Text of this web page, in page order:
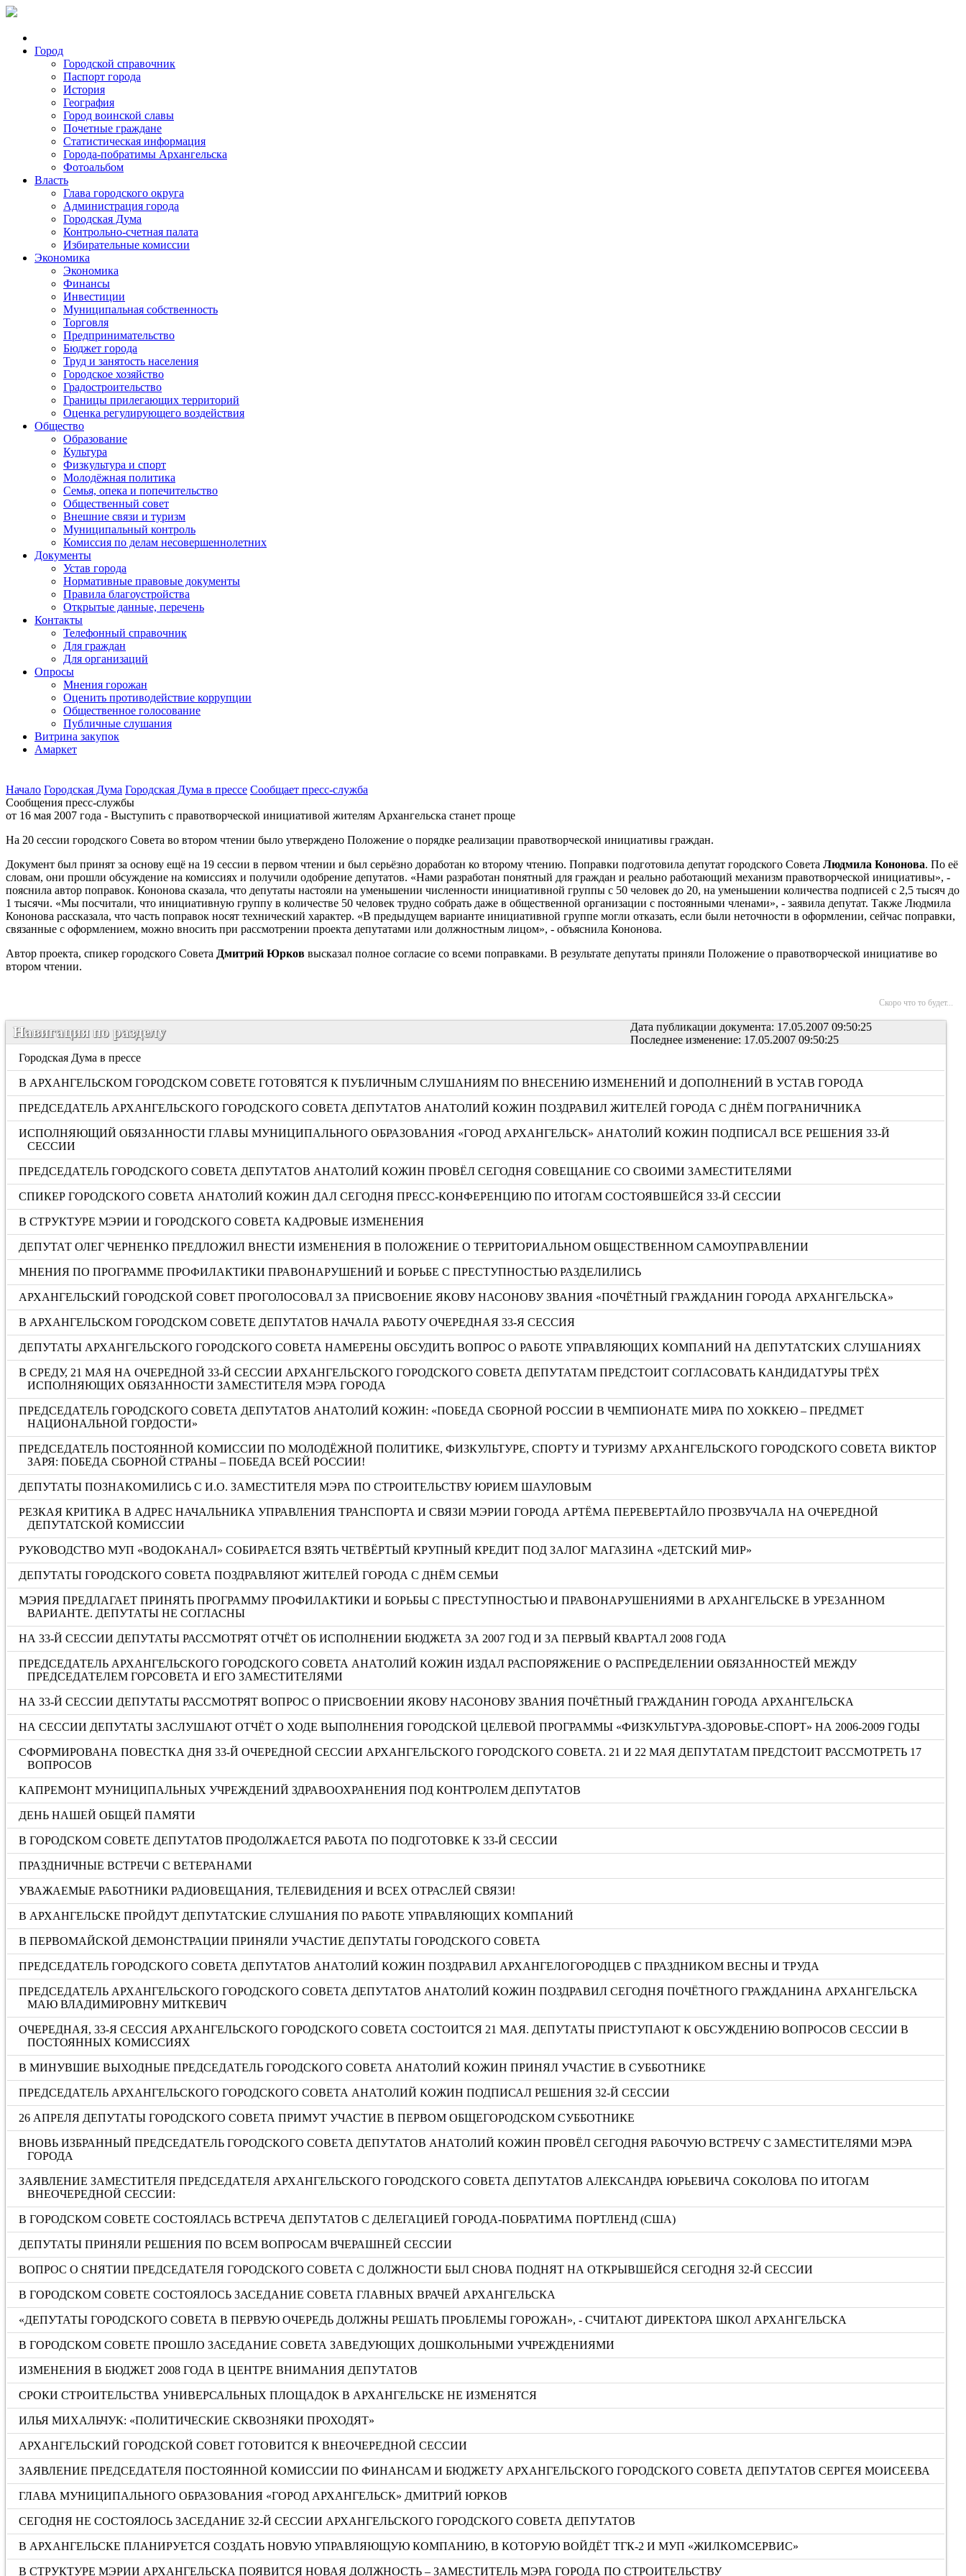
Город
Городской справочник
Паспорт города
История
География
Город воинской славы
Почетные граждане
Статистическая информация
Города-побратимы Архангельска
Фотоальбом
Власть
Глава городского округа
Администрация города
Городская Дума
Контрольно-счетная палата
Избирательные комиссии
Экономика
Экономика
Финансы
Инвестиции
Муниципальная собственность
Торговля
Предпринимательство
Бюджет города
Труд и занятость населения
Городское хозяйство
Градостроительство
Границы прилегающих территорий
Оценка регулирующего воздействия
Общество
Образование
Культура
Физкультура и спорт
Молодёжная политика
Семья, опека и попечительство
Общественный совет
Внешние связи и туризм
Муниципальный контроль
Комиссия по делам несовершеннолетних
Документы
Устав города
Нормативные правовые документы
Правила благоустройства
Открытые данные, перечень
Контакты
Телефонный справочник
Для граждан
Для организаций
Опросы
Мнения горожан
Оценить противодействие коррупции
Общественное голосование
Публичные слушания
Витрина закупок
Амаркет
Начало Городская Дума Городская Дума в прессе Сообщает пресс-cлужба
Сообщения пресс-службы
от 16 мая 2007 года - Выступить с правотворческой инициативой жителям Архангельска станет проще
На 20 сессии городского Совета во втором чтении было утверждено Положение о порядке реализации правотворческой инициативы граждан.
Документ был принят за основу ещё на 19 сессии в первом чтении и был серьёзно доработан ко второму чтению. Поправки подготовила депутат городского Совета Людмила Кононова. По её
словам, они прошли обсуждение на комиссиях и получили одобрение депутатов. «Нами разработан понятный для граждан и реально работающий механизм правотворческой инициативы», -
пояснила автор поправок. Кононова сказала, что депутаты настояли на уменьшении численности инициативной группы с 50 человек до 20, на уменьшении количества подписей с 2,5 тысяч до
1 тысячи. «Мы посчитали, что инициативную группу в количестве 50 человек трудно собрать даже в общественной организации с постоянными членами», - заявила депутат. Также Людмила
Кононова рассказала, что часть поправок носят технический характер. «В предыдущем варианте инициативной группе могли отказать, если были неточности в оформлении, сейчас поправки,
связанные с оформлением, можно вносить при рассмотрении проекта депутатами или должностным лицом», - объяснила Кононова.
Автор проекта, спикер городского Совета Дмитрий Юрков высказал полное согласие со всеми поправками. В результате депутаты приняли Положение о правотворческой инициативе во
втором чтении.
Скоро что то будет...
Дата публикации документа: 17.05.2007 09:50:25
Последнее изменение: 17.05.2007 09:50:25
Навигация по разделу
Городская Дума в прессе
В АРХАНГЕЛЬСКОМ ГОРОДСКОМ СОВЕТЕ ГОТОВЯТСЯ К ПУБЛИЧНЫМ СЛУШАНИЯМ ПО ВНЕСЕНИЮ ИЗМЕНЕНИЙ И ДОПОЛНЕНИЙ В УСТАВ ГОРОДА
ПРЕДСЕДАТЕЛЬ АРХАНГЕЛЬСКОГО ГОРОДСКОГО СОВЕТА ДЕПУТАТОВ АНАТОЛИЙ КОЖИН ПОЗДРАВИЛ ЖИТЕЛЕЙ ГОРОДА С ДНЁМ ПОГРАНИЧНИКА
ИСПОЛНЯЮЩИЙ ОБЯЗАННОСТИ ГЛАВЫ МУНИЦИПАЛЬНОГО ОБРАЗОВАНИЯ «ГОРОД АРХАНГЕЛЬСК» АНАТОЛИЙ КОЖИН ПОДПИСАЛ ВСЕ РЕШЕНИЯ 33-Й
СЕССИИ
ПРЕДСЕДАТЕЛЬ ГОРОДСКОГО СОВЕТА ДЕПУТАТОВ АНАТОЛИЙ КОЖИН ПРОВЁЛ СЕГОДНЯ СОВЕЩАНИЕ СО СВОИМИ ЗАМЕСТИТЕЛЯМИ
СПИКЕР ГОРОДСКОГО СОВЕТА АНАТОЛИЙ КОЖИН ДАЛ СЕГОДНЯ ПРЕСС-КОНФЕРЕНЦИЮ ПО ИТОГАМ СОСТОЯВШЕЙСЯ 33-Й СЕССИИ
В СТРУКТУРЕ МЭРИИ И ГОРОДСКОГО СОВЕТА КАДРОВЫЕ ИЗМЕНЕНИЯ
ДЕПУТАТ ОЛЕГ ЧЕРНЕНКО ПРЕДЛОЖИЛ ВНЕСТИ ИЗМЕНЕНИЯ В ПОЛОЖЕНИЕ О ТЕРРИТОРИАЛЬНОМ ОБЩЕСТВЕННОМ САМОУПРАВЛЕНИИ
МНЕНИЯ ПО ПРОГРАММЕ ПРОФИЛАКТИКИ ПРАВОНАРУШЕНИЙ И БОРЬБЕ С ПРЕСТУПНОСТЬЮ РАЗДЕЛИЛИСЬ
АРХАНГЕЛЬСКИЙ ГОРОДСКОЙ СОВЕТ ПРОГОЛОСОВАЛ ЗА ПРИСВОЕНИЕ ЯКОВУ НАСОНОВУ ЗВАНИЯ «ПОЧЁТНЫЙ ГРАЖДАНИН ГОРОДА АРХАНГЕЛЬСКА»
В АРХАНГЕЛЬСКОМ ГОРОДСКОМ СОВЕТЕ ДЕПУТАТОВ НАЧАЛА РАБОТУ ОЧЕРЕДНАЯ 33-Я СЕССИЯ
ДЕПУТАТЫ АРХАНГЕЛЬСКОГО ГОРОДСКОГО СОВЕТА НАМЕРЕНЫ ОБСУДИТЬ ВОПРОС О РАБОТЕ УПРАВЛЯЮЩИХ КОМПАНИЙ НА ДЕПУТАТСКИХ СЛУШАНИЯХ
В СРЕДУ, 21 МАЯ НА ОЧЕРЕДНОЙ 33-Й СЕССИИ АРХАНГЕЛЬСКОГО ГОРОДСКОГО СОВЕТА ДЕПУТАТАМ ПРЕДСТОИТ СОГЛАСОВАТЬ КАНДИДАТУРЫ ТРЁХ
ИСПОЛНЯЮЩИХ ОБЯЗАННОСТИ ЗАМЕСТИТЕЛЯ МЭРА ГОРОДА
ПРЕДСЕДАТЕЛЬ ГОРОДСКОГО СОВЕТА ДЕПУТАТОВ АНАТОЛИЙ КОЖИН: «ПОБЕДА СБОРНОЙ РОССИИ В ЧЕМПИОНАТЕ МИРА ПО ХОККЕЮ – ПРЕДМЕТ
НАЦИОНАЛЬНОЙ ГОРДОСТИ»
ПРЕДСЕДАТЕЛЬ ПОСТОЯННОЙ КОМИССИИ ПО МОЛОДЁЖНОЙ ПОЛИТИКЕ, ФИЗКУЛЬТУРЕ, СПОРТУ И ТУРИЗМУ АРХАНГЕЛЬСКОГО ГОРОДСКОГО СОВЕТА ВИКТОР
ЗАРЯ: ПОБЕДА СБОРНОЙ СТРАНЫ – ПОБЕДА ВСЕЙ РОССИИ!
ДЕПУТАТЫ ПОЗНАКОМИЛИСЬ С И.О. ЗАМЕСТИТЕЛЯ МЭРА ПО СТРОИТЕЛЬСТВУ ЮРИЕМ ШАУЛОВЫМ
РЕЗКАЯ КРИТИКА В АДРЕС НАЧАЛЬНИКА УПРАВЛЕНИЯ ТРАНСПОРТА И СВЯЗИ МЭРИИ ГОРОДА АРТЁМА ПЕРЕВЕРТАЙЛО ПРОЗВУЧАЛА НА ОЧЕРЕДНОЙ
ДЕПУТАТСКОЙ КОМИССИИ
РУКОВОДСТВО МУП «ВОДОКАНАЛ» СОБИРАЕТСЯ ВЗЯТЬ ЧЕТВЁРТЫЙ КРУПНЫЙ КРЕДИТ ПОД ЗАЛОГ МАГАЗИНА «ДЕТСКИЙ МИР»
ДЕПУТАТЫ ГОРОДСКОГО СОВЕТА ПОЗДРАВЛЯЮТ ЖИТЕЛЕЙ ГОРОДА С ДНЁМ СЕМЬИ
МЭРИЯ ПРЕДЛАГАЕТ ПРИНЯТЬ ПРОГРАММУ ПРОФИЛАКТИКИ И БОРЬБЫ С ПРЕСТУПНОСТЬЮ И ПРАВОНАРУШЕНИЯМИ В АРХАНГЕЛЬСКЕ В УРЕЗАННОМ
ВАРИАНТЕ. ДЕПУТАТЫ НЕ СОГЛАСНЫ
НА 33-Й СЕССИИ ДЕПУТАТЫ РАССМОТРЯТ ОТЧЁТ ОБ ИСПОЛНЕНИИ БЮДЖЕТА ЗА 2007 ГОД И ЗА ПЕРВЫЙ КВАРТАЛ 2008 ГОДА
ПРЕДСЕДАТЕЛЬ АРХАНГЕЛЬСКОГО ГОРОДСКОГО СОВЕТА АНАТОЛИЙ КОЖИН ИЗДАЛ РАСПОРЯЖЕНИЕ О РАСПРЕДЕЛЕНИИ ОБЯЗАННОСТЕЙ МЕЖДУ
ПРЕДСЕДАТЕЛЕМ ГОРСОВЕТА И ЕГО ЗАМЕСТИТЕЛЯМИ
НА 33-Й СЕССИИ ДЕПУТАТЫ РАССМОТРЯТ ВОПРОС О ПРИСВОЕНИИ ЯКОВУ НАСОНОВУ ЗВАНИЯ ПОЧЁТНЫЙ ГРАЖДАНИН ГОРОДА АРХАНГЕЛЬСКА
НА СЕССИИ ДЕПУТАТЫ ЗАСЛУШАЮТ ОТЧЁТ О ХОДЕ ВЫПОЛНЕНИЯ ГОРОДСКОЙ ЦЕЛЕВОЙ ПРОГРАММЫ «ФИЗКУЛЬТУРА-ЗДОРОВЬЕ-СПОРТ» НА 2006-2009 ГОДЫ
СФОРМИРОВАНА ПОВЕСТКА ДНЯ 33-Й ОЧЕРЕДНОЙ СЕССИИ АРХАНГЕЛЬСКОГО ГОРОДСКОГО СОВЕТА. 21 И 22 МАЯ ДЕПУТАТАМ ПРЕДСТОИТ РАССМОТРЕТЬ 17
ВОПРОСОВ
КАПРЕМОНТ МУНИЦИПАЛЬНЫХ УЧРЕЖДЕНИЙ ЗДРАВООХРАНЕНИЯ ПОД КОНТРОЛЕМ ДЕПУТАТОВ
ДЕНЬ НАШЕЙ ОБЩЕЙ ПАМЯТИ
В ГОРОДСКОМ СОВЕТЕ ДЕПУТАТОВ ПРОДОЛЖАЕТСЯ РАБОТА ПО ПОДГОТОВКЕ К 33-Й СЕССИИ
ПРАЗДНИЧНЫЕ ВСТРЕЧИ С ВЕТЕРАНАМИ
УВАЖАЕМЫЕ РАБОТНИКИ РАДИОВЕЩАНИЯ, ТЕЛЕВИДЕНИЯ И ВСЕХ ОТРАСЛЕЙ СВЯЗИ!
В АРХАНГЕЛЬСКЕ ПРОЙДУТ ДЕПУТАТСКИЕ СЛУШАНИЯ ПО РАБОТЕ УПРАВЛЯЮЩИХ КОМПАНИЙ
В ПЕРВОМАЙСКОЙ ДЕМОНСТРАЦИИ ПРИНЯЛИ УЧАСТИЕ ДЕПУТАТЫ ГОРОДСКОГО СОВЕТА
ПРЕДСЕДАТЕЛЬ ГОРОДСКОГО СОВЕТА ДЕПУТАТОВ АНАТОЛИЙ КОЖИН ПОЗДРАВИЛ АРХАНГЕЛОГОРОДЦЕВ С ПРАЗДНИКОМ ВЕСНЫ И ТРУДА
ПРЕДСЕДАТЕЛЬ АРХАНГЕЛЬСКОГО ГОРОДСКОГО СОВЕТА ДЕПУТАТОВ АНАТОЛИЙ КОЖИН ПОЗДРАВИЛ СЕГОДНЯ ПОЧЁТНОГО ГРАЖДАНИНА АРХАНГЕЛЬСКА
МАЮ ВЛАДИМИРОВНУ МИТКЕВИЧ
ОЧЕРЕДНАЯ, 33-Я СЕССИЯ АРХАНГЕЛЬСКОГО ГОРОДСКОГО СОВЕТА СОСТОИТСЯ 21 МАЯ. ДЕПУТАТЫ ПРИСТУПАЮТ К ОБСУЖДЕНИЮ ВОПРОСОВ СЕССИИ В
ПОСТОЯННЫХ КОМИССИЯХ
В МИНУВШИЕ ВЫХОДНЫЕ ПРЕДСЕДАТЕЛЬ ГОРОДСКОГО СОВЕТА АНАТОЛИЙ КОЖИН ПРИНЯЛ УЧАСТИЕ В СУББОТНИКЕ
ПРЕДСЕДАТЕЛЬ АРХАНГЕЛЬСКОГО ГОРОДСКОГО СОВЕТА АНАТОЛИЙ КОЖИН ПОДПИСАЛ РЕШЕНИЯ 32-Й СЕССИИ
26 АПРЕЛЯ ДЕПУТАТЫ ГОРОДСКОГО СОВЕТА ПРИМУТ УЧАСТИЕ В ПЕРВОМ ОБЩЕГОРОДСКОМ СУББОТНИКЕ
ВНОВЬ ИЗБРАННЫЙ ПРЕДСЕДАТЕЛЬ ГОРОДСКОГО СОВЕТА ДЕПУТАТОВ АНАТОЛИЙ КОЖИН ПРОВЁЛ СЕГОДНЯ РАБОЧУЮ ВСТРЕЧУ С ЗАМЕСТИТЕЛЯМИ МЭРА
ГОРОДА
ЗАЯВЛЕНИЕ ЗАМЕСТИТЕЛЯ ПРЕДСЕДАТЕЛЯ АРХАНГЕЛЬСКОГО ГОРОДСКОГО СОВЕТА ДЕПУТАТОВ АЛЕКСАНДРА ЮРЬЕВИЧА СОКОЛОВА ПО ИТОГАМ
ВНЕОЧЕРЕДНОЙ СЕССИИ:
В ГОРОДСКОМ СОВЕТЕ СОСТОЯЛАСЬ ВСТРЕЧА ДЕПУТАТОВ С ДЕЛЕГАЦИЕЙ ГОРОДА-ПОБРАТИМА ПОРТЛЕНД (США)
ДЕПУТАТЫ ПРИНЯЛИ РЕШЕНИЯ ПО ВСЕМ ВОПРОСАМ ВЧЕРАШНЕЙ СЕССИИ
ВОПРОС О СНЯТИИ ПРЕДСЕДАТЕЛЯ ГОРОДСКОГО СОВЕТА С ДОЛЖНОСТИ БЫЛ СНОВА ПОДНЯТ НА ОТКРЫВШЕЙСЯ СЕГОДНЯ 32-Й СЕССИИ
В ГОРОДСКОМ СОВЕТЕ СОСТОЯЛОСЬ ЗАСЕДАНИЕ СОВЕТА ГЛАВНЫХ ВРАЧЕЙ АРХАНГЕЛЬСКА
«ДЕПУТАТЫ ГОРОДСКОГО СОВЕТА В ПЕРВУЮ ОЧЕРЕДЬ ДОЛЖНЫ РЕШАТЬ ПРОБЛЕМЫ ГОРОЖАН», - СЧИТАЮТ ДИРЕКТОРА ШКОЛ АРХАНГЕЛЬСКА
В ГОРОДСКОМ СОВЕТЕ ПРОШЛО ЗАСЕДАНИЕ СОВЕТА ЗАВЕДУЮЩИХ ДОШКОЛЬНЫМИ УЧРЕЖДЕНИЯМИ
ИЗМЕНЕНИЯ В БЮДЖЕТ 2008 ГОДА В ЦЕНТРЕ ВНИМАНИЯ ДЕПУТАТОВ
СРОКИ СТРОИТЕЛЬСТВА УНИВЕРСАЛЬНЫХ ПЛОЩАДОК В АРХАНГЕЛЬСКЕ НЕ ИЗМЕНЯТСЯ
ИЛЬЯ МИХАЛЬЧУК: «ПОЛИТИЧЕСКИЕ СКВОЗНЯКИ ПРОХОДЯТ»
АРХАНГЕЛЬСКИЙ ГОРОДСКОЙ СОВЕТ ГОТОВИТСЯ К ВНЕОЧЕРЕДНОЙ СЕССИИ
ЗАЯВЛЕНИЕ ПРЕДСЕДАТЕЛЯ ПОСТОЯННОЙ КОМИССИИ ПО ФИНАНСАМ И БЮДЖЕТУ АРХАНГЕЛЬСКОГО ГОРОДСКОГО СОВЕТА ДЕПУТАТОВ СЕРГЕЯ МОИСЕЕВА
ГЛАВА МУНИЦИПАЛЬНОГО ОБРАЗОВАНИЯ «ГОРОД АРХАНГЕЛЬСК» ДМИТРИЙ ЮРКОВ
СЕГОДНЯ НЕ СОСТОЯЛОСЬ ЗАСЕДАНИЕ 32-Й СЕССИИ АРХАНГЕЛЬСКОГО ГОРОДСКОГО СОВЕТА ДЕПУТАТОВ
В АРХАНГЕЛЬСКЕ ПЛАНИРУЕТСЯ СОЗДАТЬ НОВУЮ УПРАВЛЯЮЩУЮ КОМПАНИЮ, В КОТОРУЮ ВОЙДЁТ ТГК-2 И МУП «ЖИЛКОМСЕРВИС»
В СТРУКТУРЕ МЭРИИ АРХАНГЕЛЬСКА ПОЯВИТСЯ НОВАЯ ДОЛЖНОСТЬ – ЗАМЕСТИТЕЛЬ МЭРА ГОРОДА ПО СТРОИТЕЛЬСТВУ